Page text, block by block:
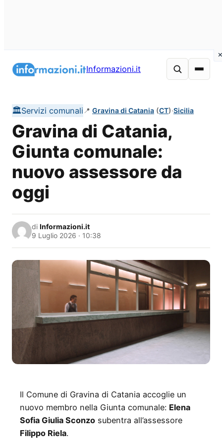
Informazioni.it
🏛️Servizi comunali 📍 Gravina di Catania (CT)·Sicilia
Gravina di Catania,
Giunta comunale:
nuovo assessore da
oggi
di Informazioni.it
9 Luglio 2026 · 10:38
Il Comune di Gravina di Catania accoglie un
nuovo membro nella Giunta comunale: Elena
Sofia Giulia Sconzo subentra all’assessore
Filippo Riela.